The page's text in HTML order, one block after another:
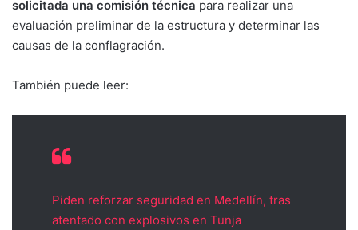
solicitada una comisión técnica para realizar una
evaluación preliminar de la estructura y determinar las
causas de la conflagración.
También puede leer:
Piden reforzar seguridad en Medellín, tras
atentado con explosivos en Tunja